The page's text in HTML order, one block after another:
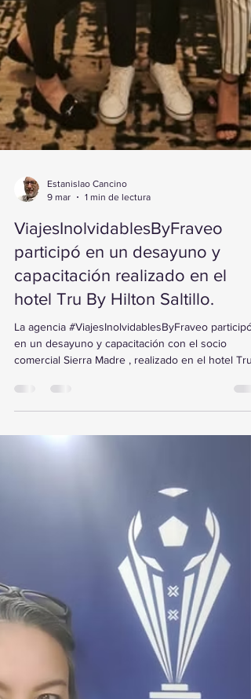
Estanislao Cancino
9 mar
1 min de lectura
ViajesInolvidablesByFraveo
participó en un desayuno y
capacitación realizado en el
hotel Tru By Hilton Saltillo.
en un desayuno y capacitación con el socio
conoció a detalle el funcionamiento de la
Special Tours , fortaleciendo herramientas clave
para ofrecer experiencias de viaje mejor
planificadas y competitivas . Este espacio permitió
actualizar conocimientos y reforzar la relación co